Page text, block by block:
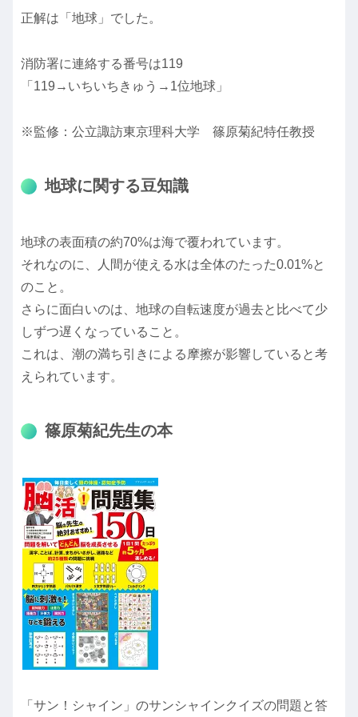
正解は「地球」でした。
消防署に連絡する番号は119
「119→いちいちきゅう→1位地球」
※監修：公立諏訪東京理科大学 篠原菊紀特任教授
地球に関する豆知識
地球の表面積の約70%は海で覆われています。
それなのに、人間が使える水は全体のたった0.01%と
のこと。
さらに面白いのは、地球の自転速度が過去と比べて少
しずつ遅くなっていること。
これは、潮の満ち引きによる摩擦が影響していると考
えられています。
篠原菊紀先生の本
「サン！シャイン」のサンシャインクイズの問題と答